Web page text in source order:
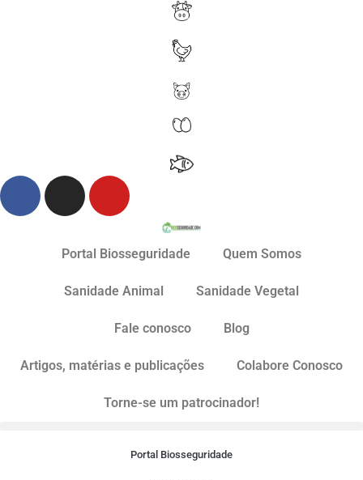
Portal Biosseguridade Quem Somos
Sanidade Animal Sanidade Vegetal
Fale conosco Blog
Artigos, matérias e publicações Colabore Conosco
Torne-se um patrocinador!
Portal Biosseguridade